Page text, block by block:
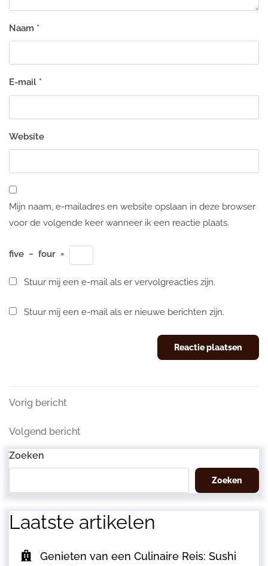
Naam *
E-mail *
Website
Mijn naam, e-mailadres en website opslaan in deze browser
voor de volgende keer wanneer ik een reactie plaats.
five − four =
Stuur mij een e-mail als er vervolgreacties zijn.
Stuur mij een e-mail als er nieuwe berichten zijn.
Berichtnavigatie
Vorig
Vorig bericht
Volgend
Volgend bericht
Zoeken
Zoeken
Laatste artikelen
Genieten van een Culinaire Reis: Sushi